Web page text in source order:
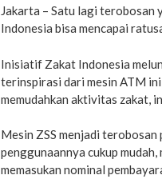
Jakarta – Satu lagi terobosan
Indonesia bisa mencapai
Inisiatif Zakat Indonesia
terinspirasi dari mesin ATM
memudahkan aktivitas zakat,
Mesin ZSS menjadi
penggunaannya cukup
memasukan nominal